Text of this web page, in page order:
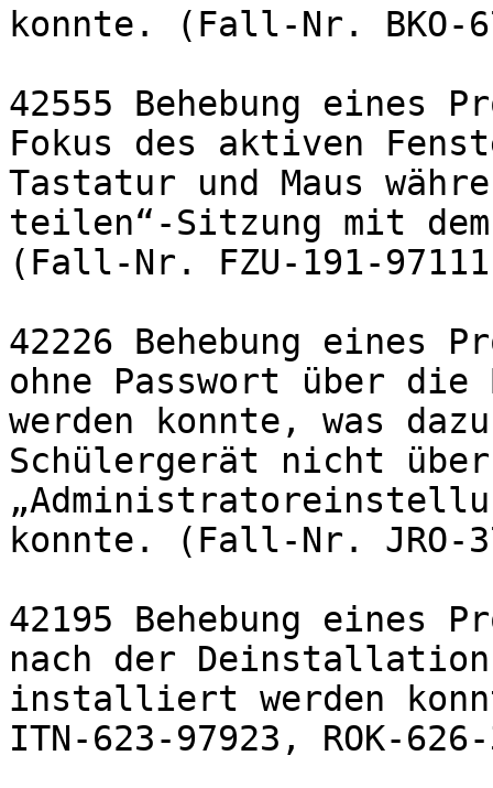
konnte. (Fall-Nr. BKO-
42555 Behebung eines
Fokus des aktiven
Tastatur und Maus
teilen“-Sitzung mit
(Fall-Nr. FZU-191-
42226 Behebung eines
ohne Passwort über
werden konnte, was
Schülergerät nicht
konnte. (Fall-Nr. JRO-
42195 Behebung eines
nach der
installiert werden
ITN-623-97923, ROK-